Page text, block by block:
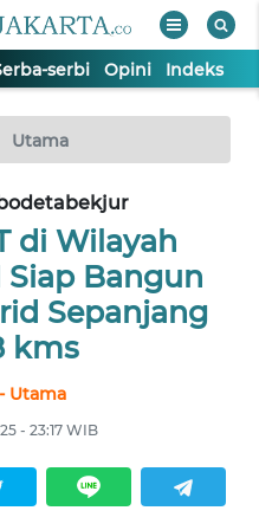
serbi Opini Indeks
Utama
di Wilayah
Siap Bangun
Sepanjang
kms
Utama
- 23:17 WIB